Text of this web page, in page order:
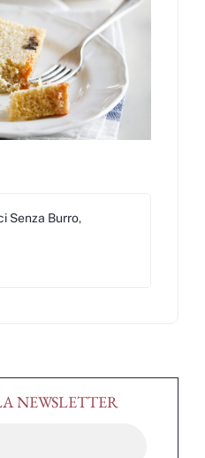
Senza Burro,
NEWSLETTER